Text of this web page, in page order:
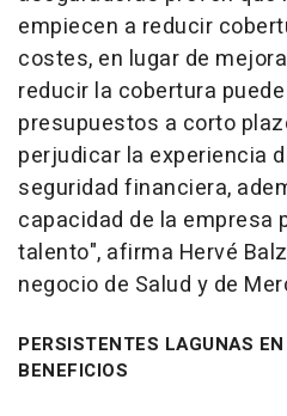
empiecen a reducir
costes, en lugar de
reducir la cobertura
presupuestos a corto
perjudicar la experiencia
seguridad financiera,
capacidad de la empresa
talento", afirma Hervé
negocio de Salud y de
PERSISTENTES LAGUNAS
BENEFICIOS